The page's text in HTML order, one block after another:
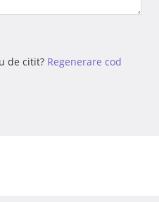
de citit? Regenerare cod